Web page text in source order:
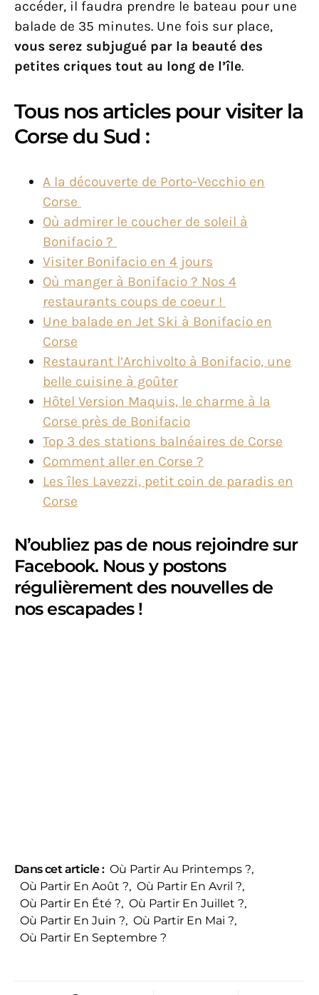
accéder, il faudra prendre le bateau pour une
balade de 35 minutes. Une fois sur place,
vous serez subjugué par la beauté des
petites criques tout au long de l’île.
Tous nos articles pour visiter la
Corse du Sud :
A la découverte de Porto-Vecchio en
Corse
Où admirer le coucher de soleil à
Bonifacio ?
Visiter Bonifacio en 4 jours
Où manger à Bonifacio ? Nos 4
restaurants coups de coeur !
Une balade en Jet Ski à Bonifacio en
Corse
Restaurant l’Archivolto à Bonifacio, une
belle cuisine à goûter
Hôtel Version Maquis, le charme à la
Corse près de Bonifacio
Top 3 des stations balnéaires de Corse
Comment aller en Corse ?
Les îles Lavezzi, petit coin de paradis en
Corse
N’oubliez pas de nous rejoindre sur
Facebook. Nous y postons
régulièrement des nouvelles de
nos escapades !
Dans cet article : Où Partir Au Printemps ?,
Où Partir En Août ?, Où Partir En Avril ?,
Où Partir En Été ?, Où Partir En Juillet ?,
Où Partir En Juin ?, Où Partir En Mai ?,
Où Partir En Septembre ?